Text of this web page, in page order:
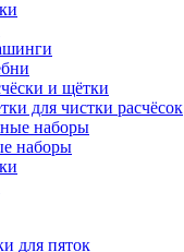
и щётки
для чистки расчёсок
наборы